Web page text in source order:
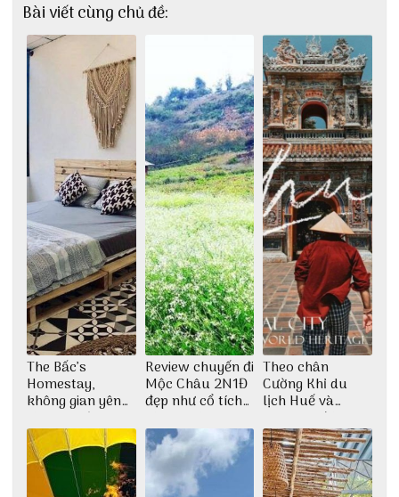
Bài viết cùng chủ đề:
The Bấc’s
Homestay,
không gian yên
bình tại Hòn Sơn
Review chuyến đi
Mộc Châu 2N1Đ
đẹp như cổ tích
Thu Hà
Theo chân
Cường Khỉ du
lịch Huế và
check-in đúng
những góc chụp
đẹp